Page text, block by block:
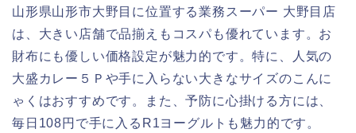
山形県山形市大野目に位置する業務スーパー 大野目店
は、大きい店舗で品揃えもコスパも優れています。お
財布にも優しい価格設定が魅力的です。特に、人気の
大盛カレー５Ｐや手に入らない大きなサイズのこんに
ゃくはおすすめです。また、予防に心掛ける方には、
毎日108円で手に入るR1ヨーグルトも魅力的です。